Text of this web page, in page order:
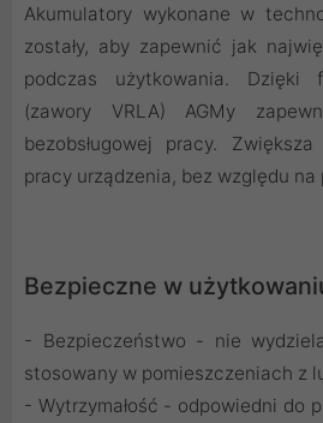
Akumulatory wykonane w
zostały, aby zapewnić jak
podczas użytkowania. Dzięki
(zawory VRLA) AGMy
bezobsługowej pracy.
pracy urządzenia, bez względu
Bezpieczne w
- Bezpieczeństwo - nie
stosowany w pomieszczeniach z
- Wytrzymałość - odpowiedni do